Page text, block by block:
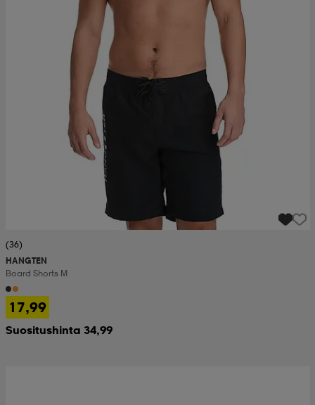
(36)
HANGTEN
Board Shorts M
17,99
Suositushinta 34,99